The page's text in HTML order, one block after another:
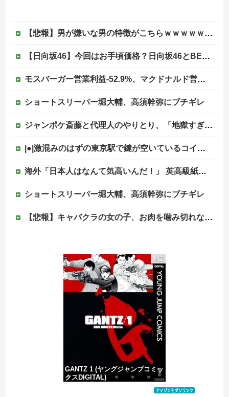
【悲報】男が嫌いな男の特徴がこちらｗｗｗｗｗｗｗｗｗｗ
【日向坂46】今回はお手頃価格？日向坂46とBEAMSのコラボが決定！！
モスバーガー営業利益-52.9%、マクドナルド営業利益+15.2%他
ショートスリーパー堀大輔、高須幹弥にブチギレ
ジャンポケ斎藤と代理人のやりとり、「地獄すぎて完全にコントになってる……」と衝撃を受ける人が続出中
|●|激混みのはずの東京駅で鍵が空いているコインロッカーが散見、「ラッキー」と思って中を確認してみると……
海外「日本人はなんて気高いんだ！」 英高級紙も驚愕した極限の中の日本人の姿に世界が衝撃
ショートスリーパー堀大輔、高須幹弥にブチギレ
【悲報】キャバクラの女の子、お肉を噛み切れない顎になってしまう・・・
韓国サッカーのイメージが墜落
【波乗り納豆NG？】 余計なもん食わないで納豆食っときゃ間違いないことが判明した
【移民政策反対】イオンの売り場で唐揚げを食う中国人の子供
1位
GANTZ 1 (ヤングジャンプコミッ
クスDIGITAL)
価格：¥100